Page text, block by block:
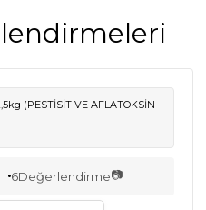
(PESTİSİT VE AFLATOKSİN
6Değerlendirme📷